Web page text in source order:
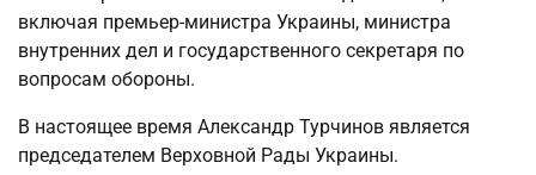
включая премьер-министра Украины, министра
внутренних дел и государственного секретаря по
вопросам обороны.
В настоящее время Александр Турчинов является
председателем Верховной Рады Украины.